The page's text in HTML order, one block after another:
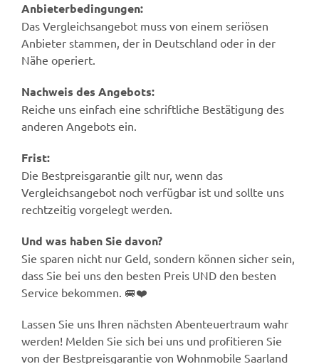
Anbieterbedingungen:
Das Vergleichsangebot muss von einem seriösen
Anbieter stammen, der in Deutschland oder in der
Nähe operiert.
Nachweis des Angebots:
Reiche uns einfach eine schriftliche Bestätigung des
anderen Angebots ein.
Frist:
Die Bestpreisgarantie gilt nur, wenn das
Vergleichsangebot noch verfügbar ist und sollte uns
rechtzeitig vorgelegt werden.
Und was haben Sie davon?
Sie sparen nicht nur Geld, sondern können sicher sein,
dass Sie bei uns den besten Preis UND den besten
Service bekommen. 🚐❤️
Lassen Sie uns Ihren nächsten Abenteuertraum wahr
werden! Melden Sie sich bei uns und profitieren Sie
von der Bestpreisgarantie von Wohnmobile Saarland